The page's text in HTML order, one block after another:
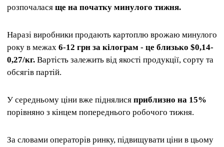
розпочалася ще на початку минулого тижня.
Наразі виробники продають картоплю врожаю минулого
року в межах 6-12 грн за кілограм - це близько $0,14-
0,27/кг. Вартість залежить від якості продукції, сорту та
обсягів партій.
У середньому ціни вже піднялися приблизно на 15%
порівняно з кінцем попереднього робочого тижня.
За словами операторів ринку, підвищувати ціни в цьому